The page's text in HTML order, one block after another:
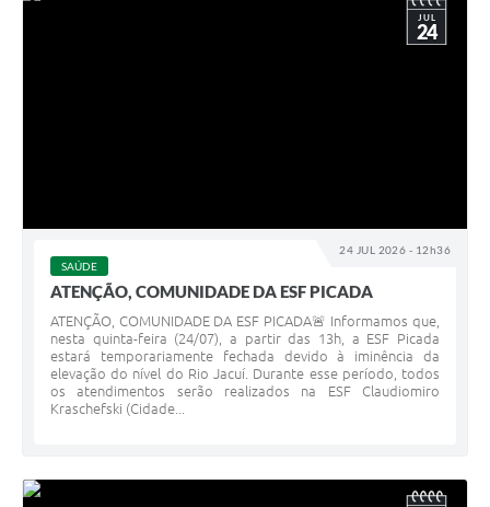
24 JUL 2026 - 12h36
JUL
24
SAÚDE
ATENÇÃO, COMUNIDADE DA ESF PICADA
ATENÇÃO, COMUNIDADE DA ESF PICADA🚨 Informamos que,
nesta quinta-feira (24/07), a partir das 13h, a ESF Picada
estará temporariamente fechada devido à iminência da
elevação do nível do Rio Jacuí. Durante esse período, todos
os atendimentos serão realizados na ESF Claudiomiro
Kraschefski (Cidade...